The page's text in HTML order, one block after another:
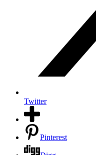
Twitter
Pinterest